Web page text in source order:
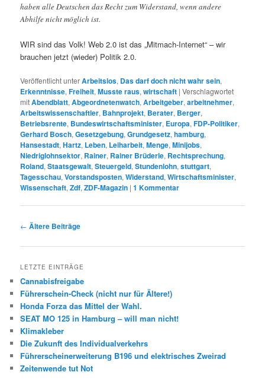
haben alle Deutschen das Recht zum Widerstand, wenn andere
Abhilfe nicht möglich ist.
WIR sind das Volk! Web 2.0 ist das „Mitmach-Internet“ – wir
brauchen jetzt (wieder) Politik 2.0.
Veröffentlicht unterArbeitslos, Das darf doch nicht wahr sein,
Erkenntnisse,Freiheit,Musste raus,wirtschaft |Verschlagwortet
mitAbendblatt,Abgeordnetenwatch,Arbeitgeber,arbeitnehmer,
Arbeitswissenschaftler, Bahnprojekt, Berater, Berger,
Betriebsrente, Bundeswirtschaftsminister, Europa,FDP-Politiker,
Gerhard Bosch,Gesetzgebung,Grundgesetz,hamburg,
Hansestadt,Hartz, Leben, Leiharbeit,Menge,Minijobs,
Niedriglohnsektor, Rainer, Rainer Brüderle, Rechtsprechung,
Roland,Staatsgewalt,Steuergeld,Stundenlohn,stuttgart,
Tagesschau,Vorstandsposten,Widerstand,Wirtschaftsminister,
Wissenschaft,Zdf,ZDF-Magazin |1 Kommentar
Beitrags-
← Ältere Beiträge
LETZTE EINTRÄGE
Cannabisfreigabe
Führerschein-Check (nicht nur für Ältere!)
Honda Forza das Mittel der Wahl.
SEAT MO 125 in Hamburg – will man nicht!
Klimakleber
Die Zukunft des Individualverkehrs
Führerscheinerweiterung B196 und elektrisches Zweirad
Zeitenwende tut Not